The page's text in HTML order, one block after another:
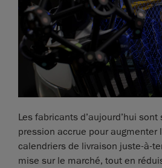
Les fabricants d’aujourd’hui
pression accrue pour augmenter
calendriers de livraison juste-à-
mise sur le marché, tout en